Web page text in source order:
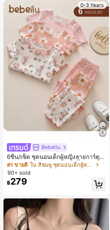
0-3 Years
Bebeilu
6ชิ้น/เซ็ต ชุดนอนเด็กผู้หญิงลายการ์ตูน
หมีและดอกไม้ คอกลม แขนสั้น กางเกง
ขาสั้น ขอบระบาย สวมใส่สบาย
#1 ขายดี
ใน สีชมพู ชุดนอนเด็กผู้หญิง
90+ sold
฿279